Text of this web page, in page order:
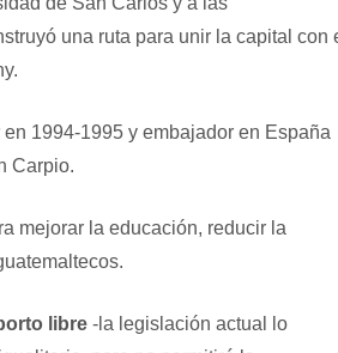
una ruta para unir la capital con
1994-1995 y embajador en España
Carpio.
mejorar la educación, reducir la
libre-la legislación actual lo